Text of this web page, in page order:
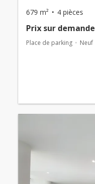
679 m² 4 pièces
Prix ​​sur demande
Place de parking Neuf